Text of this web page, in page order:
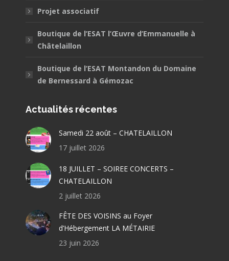
Projet associatif
Boutique de l’ESAT l’Œuvre d’Emmanuelle à
Châtelaillon
Boutique de l’ESAT Montandon du Domaine
de Bernessard à Gémozac
Actualités récentes
Samedi 22 août – CHATELAILLON
17 juillet 2026
18 JUILLET – SOIREE CONCERTS –
CHATELAILLON
2 juillet 2026
FÊTE DES VOISINS au Foyer
d’Hébergement LA MÉTAIRIE
23 juin 2026